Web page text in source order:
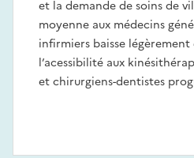
et la demande de soins de
moyenne aux médecins
infirmiers baisse légèrement
l’acessibilité aux
et chirurgiens-dentistes